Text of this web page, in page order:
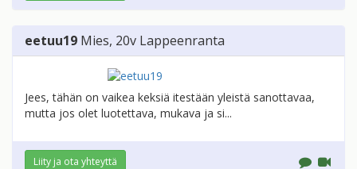
eetuu19 Mies, 20v Lappeenranta
Jees, tähän on vaikea keksiä itestään yleistä sanottavaa,
mutta jos olet luotettava, mukava ja si...
Liity ja ota yhteyttä